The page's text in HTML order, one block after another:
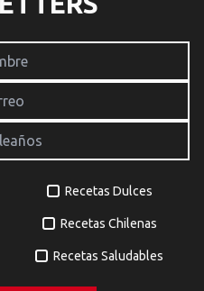
Recetas Dulces
Recetas Chilenas
Recetas Saludables